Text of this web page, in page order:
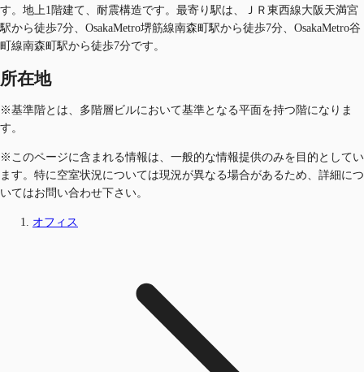
す。地上1階建て、耐震構造です。最寄り駅は、ＪＲ東西線大阪天満宮
駅から徒歩7分、OsakaMetro堺筋線南森町駅から徒歩7分、OsakaMetro谷
町線南森町駅から徒歩7分です。
所在地
※基準階とは、多階層ビルにおいて基準となる平面を持つ階になりま
す。
※このページに含まれる情報は、一般的な情報提供のみを目的としてい
ます。特に空室状況については現況が異なる場合があるため、詳細につ
いてはお問い合わせ下さい。
オフィス